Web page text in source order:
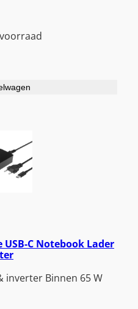
USB-C Notebook Lader
inverter Binnen 65 W